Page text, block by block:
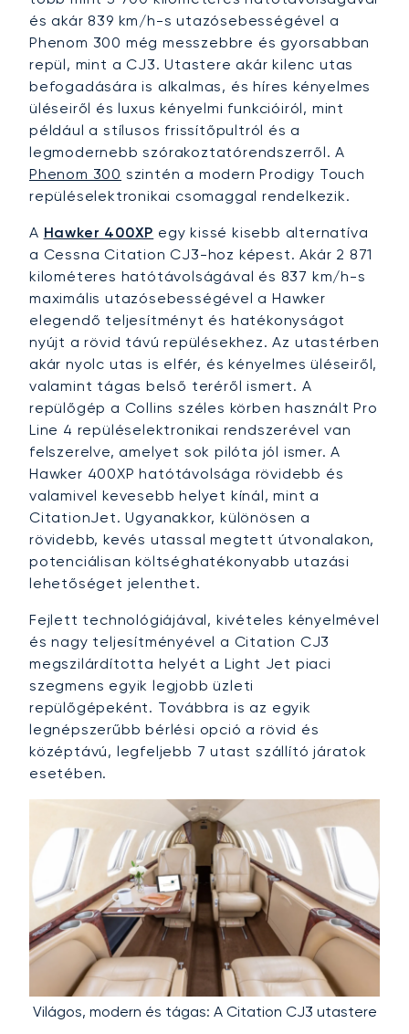
és akár 839 km/h-s utazósebességével a
Phenom 300 még messzebbre és gyorsabban
repül, mint a CJ3. Utastere akár kilenc utas
befogadására is alkalmas, és híres kényelmes
üléseiről és luxus kényelmi funkcióiról, mint
például a stílusos frissítőpultról és a
legmodernebb szórakoztatórendszerről. A
Phenom 300 szintén a modern Prodigy Touch
repüléselektronikai csomaggal rendelkezik.
A Hawker 400XP egy kissé kisebb alternatíva
a Cessna Citation CJ3-hoz képest. Akár 2 871
kilométeres hatótávolságával és 837 km/h-s
maximális utazósebességével a Hawker
elegendő teljesítményt és hatékonyságot
nyújt a rövid távú repülésekhez. Az utastérben
akár nyolc utas is elfér, és kényelmes üléseiről,
valamint tágas belső teréről ismert. A
repülőgép a Collins széles körben használt Pro
Line 4 repüléselektronikai rendszerével van
felszerelve, amelyet sok pilóta jól ismer. A
Hawker 400XP hatótávolsága rövidebb és
valamivel kevesebb helyet kínál, mint a
CitationJet. Ugyanakkor, különösen a
rövidebb, kevés utassal megtett útvonalakon,
potenciálisan költséghatékonyabb utazási
lehetőséget jelenthet.
Fejlett technológiájával, kivételes kényelmével
és nagy teljesítményével a Citation CJ3
megszilárdította helyét a Light Jet piaci
szegmens egyik legjobb üzleti
repülőgépeként. Továbbra is az egyik
legnépszerűbb bérlési opció a rövid és
középtávú, legfeljebb 7 utast szállító járatok
esetében.
Világos, modern és tágas: A Citation CJ3 utastere